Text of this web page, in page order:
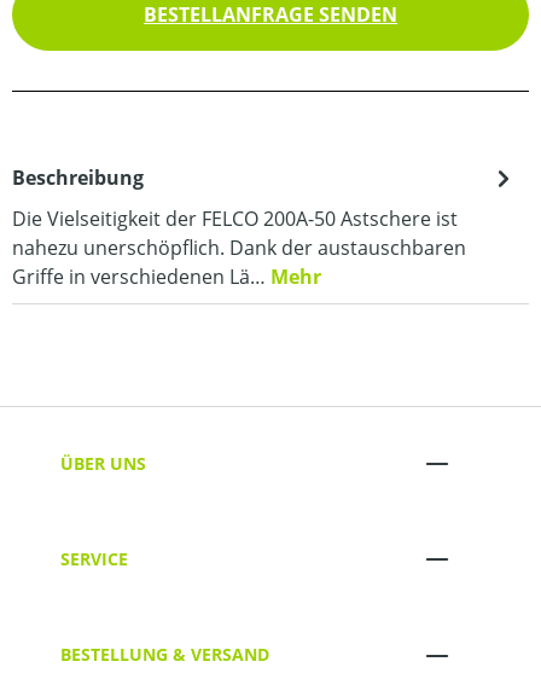
BESTELLANFRAGE SENDEN
Beschreibung
Die Vielseitigkeit der FELCO 200A-50 Astschere ist
nahezu unerschöpflich. Dank der austauschbaren
Griffe in verschiedenen Lä… Mehr
ÜBER UNS
SERVICE
BESTELLUNG & VERSAND